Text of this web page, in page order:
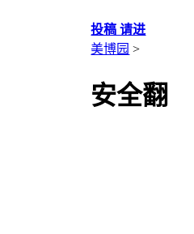
投稿 请进
美博园 >
安全翻